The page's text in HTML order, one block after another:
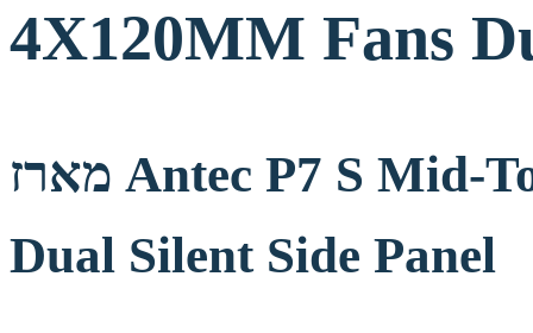
4X120MM Fans
מארז Antec P7 S Mid-Tower ATX 4X120MM Fans
Dual Silent Side Panel